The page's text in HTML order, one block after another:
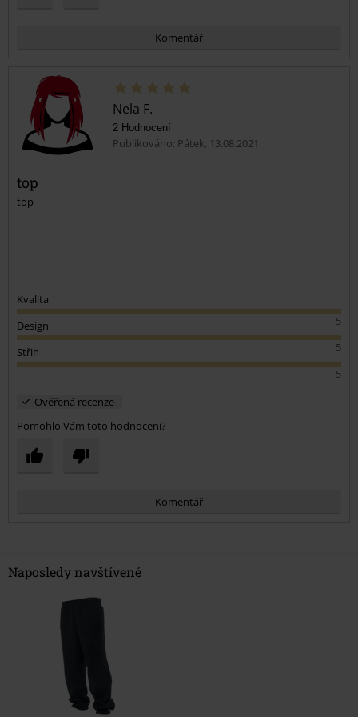
Komentář
Odeslat komentář
Nela F.
2 Hodnocení
Publikováno: Pátek, 13.08.2021
top
top
Kvalita
5
Design
5
Střih
5
Ověřená recenze
Pomohlo Vám toto hodnocení?
Komentář
Odeslat komentář
Naposledy navštívené